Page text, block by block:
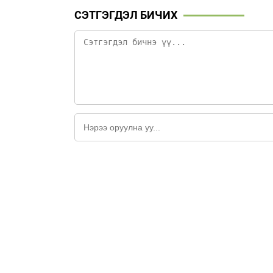
СЭТГЭГДЭЛ БИЧИХ